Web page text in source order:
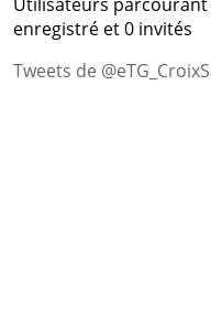
enregistré et 0 invités
Tweets de